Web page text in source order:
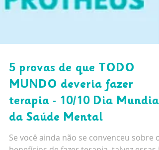
5 provas de que TODO
MUNDO deveria fazer